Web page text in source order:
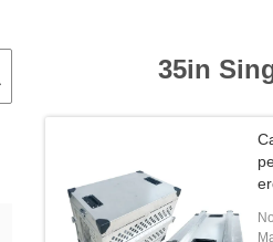
35in